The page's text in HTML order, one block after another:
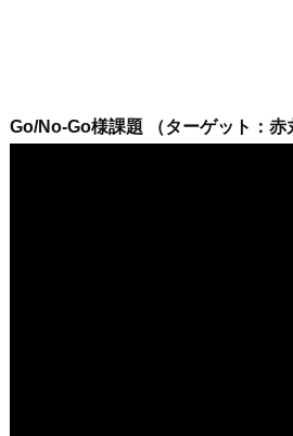
Go/No-Go様課題 （ターゲット：赤